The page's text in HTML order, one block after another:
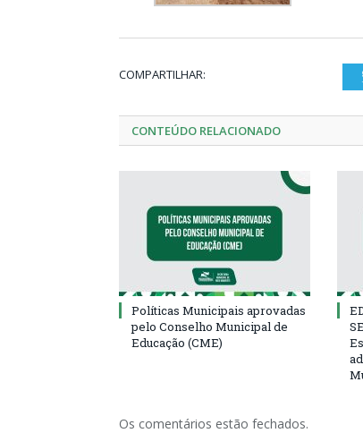
COMPARTILHAR:
CONTEÚDO RELACIONADO
Políticas Municipais aprovadas
pelo Conselho Municipal de
Educação (CME)
Os comentários estão fechados.